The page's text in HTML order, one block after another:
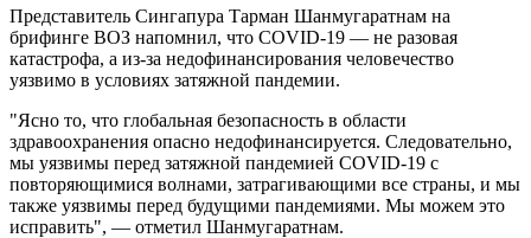
Представитель Сингапура Тарман Шанмугаратнам на
брифинге ВОЗ напомнил, что COVID-19 — не разовая
катастрофа, а из-за недофинансирования человечество
уязвимо в условиях затяжной пандемии.
"Ясно то, что глобальная безопасность в области
здравоохранения опасно недофинансируется. Следовательно,
мы уязвимы перед затяжной пандемией COVID-19 с
повторяющимися волнами, затрагивающими все страны, и мы
также уязвимы перед будущими пандемиями. Мы можем это
исправить", — отметил Шанмугаратнам.